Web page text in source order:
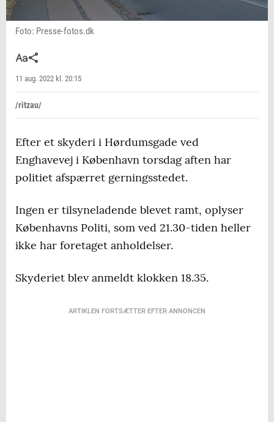
Foto: Presse-fotos.dk
11 aug. 2022 kl. 20:15
/ritzau/
Efter et skyderi i Hørdumsgade ved
Enghavevej i København torsdag aften har
politiet afspærret gerningsstedet.
Ingen er tilsyneladende blevet ramt, oplyser
Københavns Politi, som ved 21.30-tiden heller
ikke har foretaget anholdelser.
Skyderiet blev anmeldt klokken 18.35.
ARTIKLEN FORTSÆTTER EFTER ANNONCEN